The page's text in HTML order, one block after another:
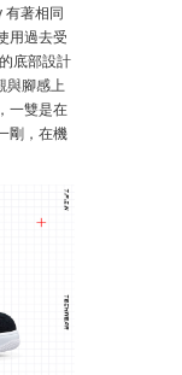
有著相同
用過去受
底部設計
與腳感上
一雙是在
剛，在機